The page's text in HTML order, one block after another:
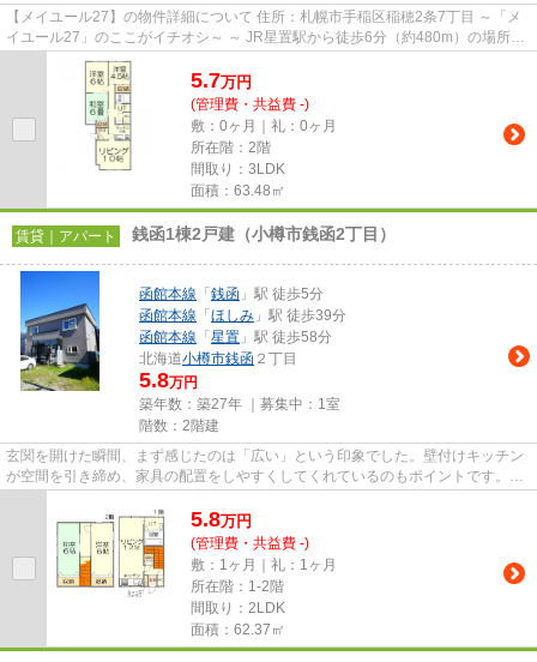
【メイユール27】の物件詳細について 住所：札幌市手稲区稲穂2条7丁目 ～「メ
イユール27」のここがイチオシ～ ～ JR星置駅から徒歩6分（約480m）の場所に
建つ物件です。 ～ ～ 稲穂...
5.7万円
(管理費・共益費 -)
敷：0ヶ月｜礼：0ヶ月
所在階：2階
間取り：3LDK
面積：63.48㎡
賃貸｜アパート 銭函1棟2戸建（小樽市銭函2丁目）
函館本線 「 銭函 」駅 徒歩5分
函館本線 「 ほしみ 」駅 徒歩39分
函館本線 「 星置 」駅 徒歩58分
北海道小樽市銭函 ２丁目
5.8万円
築年数：築27年 ｜募集中： 1室
階数：2階建
玄関を開けた瞬間、まず感じたのは「広い」という印象でした。壁付けキッチン
が空間を引き締め、家具の配置をしやすくしてくれているのもポイントです。テ
5.8万円
(管理費・共益費 -)
敷：1ヶ月｜礼：1ヶ月
所在階：1-2階
間取り：2LDK
面積：62.37㎡